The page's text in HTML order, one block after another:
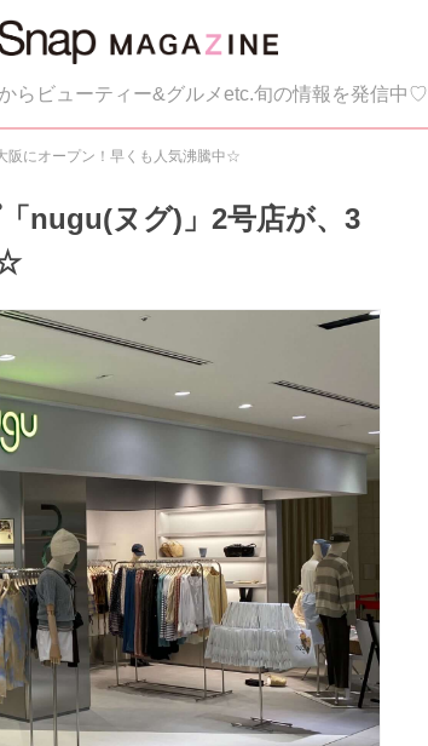
らビューティー&グルメetc.旬の情報を発信中♡
阪にオープン！早くも人気沸騰中☆
nugu(ヌグ)」2号店が、3